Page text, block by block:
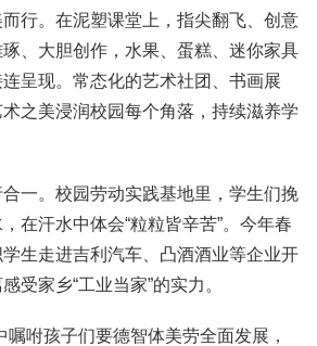
行。在泥塑课堂上，指尖翻飞、创意
、大胆创作，水果、蛋糕、迷你家具
呈现。常态化的艺术社团、书画展
之美浸润校园每个角落，持续滋养学
一。校园劳动实践基地里，学生们挽
在汗水中体会“粒粒皆辛苦”。今年春
生走进吉利汽车、凸酒酒业等企业开
受家乡“工业当家”的实力。
嘱咐孩子们要德智体美劳全面发展，